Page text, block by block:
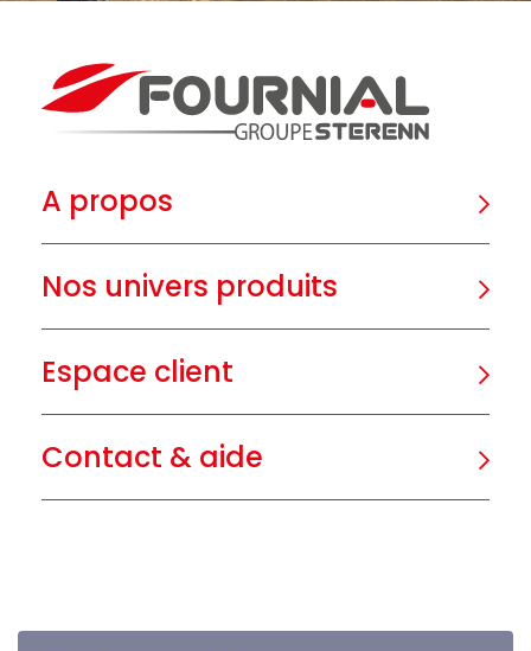
A propos
Nos univers produits
Espace client
Contact & aide